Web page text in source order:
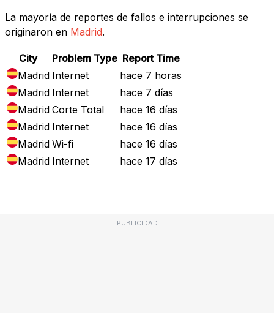
La mayoría de reportes de fallos e interrupciones se
originaron en Madrid.
City Problem Type Report Time
Madrid Internet
hace 7 horas
Madrid Internet
hace 7 días
Madrid Corte Total
hace 16 días
Madrid Internet
hace 16 días
Madrid Wi-fi
hace 16 días
Madrid Internet hace 17 días
PUBLICIDAD